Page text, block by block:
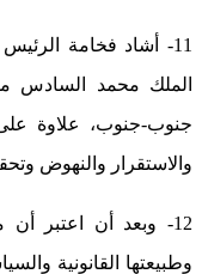
11- أشاد فخامة
الملك محمد السادس
جنوب-جنوب، علاوة
والاستقرار والنهوض
12- وبعد أن اعتبر
وطبيعتها القانونية